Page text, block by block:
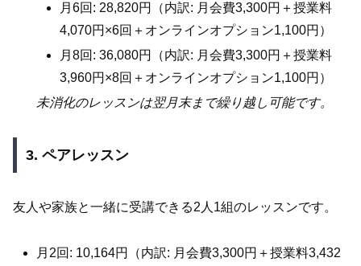
月6回: 28,820円（内訳: 月会費3,300円＋授業料
4,070円×6回＋オンラインオプション1,100円）
月8回: 36,080円（内訳: 月会費3,300円＋授業料
3,960円×8回＋オンラインオプション1,100円）
未消化のレッスンは翌月末まで繰り越し可能です。
3. ペアレッスン
友人や家族と一緒に受講できる2人1組のレッスンです。
月2回: 10,164円（内訳: 月会費3,300円＋授業料3,432